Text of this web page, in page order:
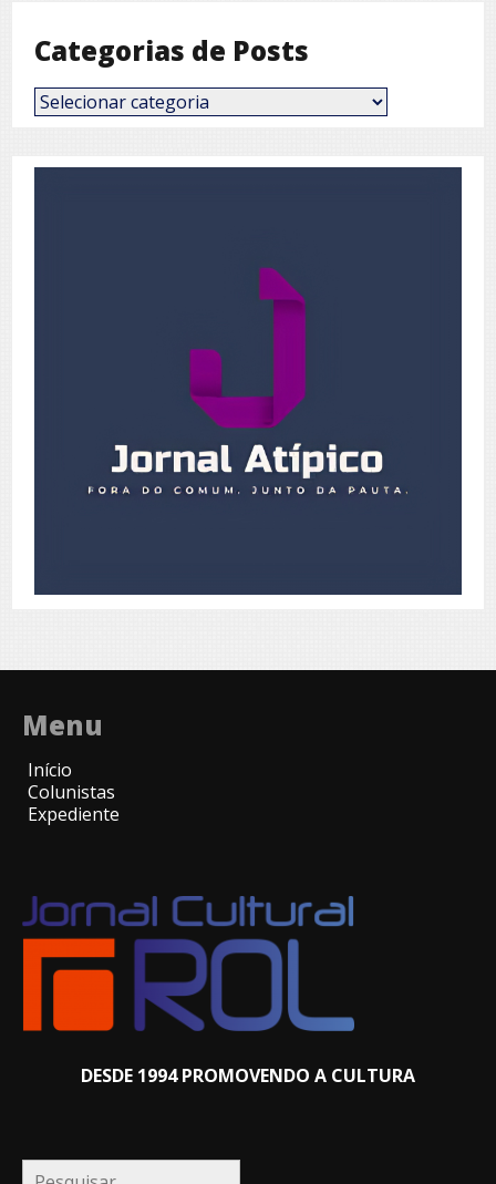
Categorias de Posts
Categorias
de
Menu
Início
Colunistas
Expediente
DESDE 1994 PROMOVENDO A CULTURA
Pesquisar